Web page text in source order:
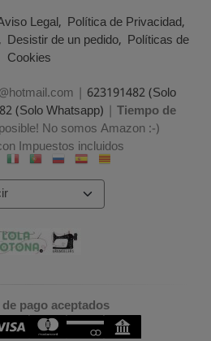
Legal Política de Privacidad
Desistir de un pedido Políticas de
Cookies
| 623191482 (Solo
(Solo Whatsapp) | Tiempo de
No somos Amazon :-)
Impuestos incluidos
pago aceptados